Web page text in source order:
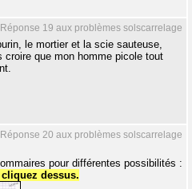
Réponse 19 aux problèmes solscarrelage
le mortier et la scie sauteuse,
croire que mon homme picole tout
Réponse 20 aux problèmes solscarrelage
pour différentes possibilités :
dessus.